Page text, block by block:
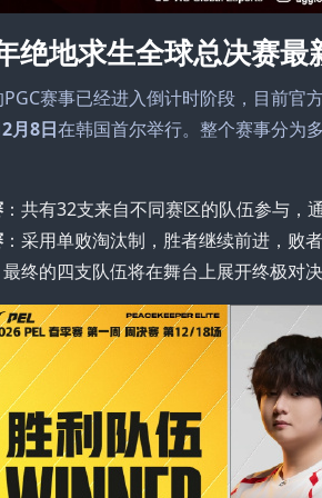
绝地求生全球总决赛最
赛事已经进入倒计时阶段，目前官
月8日在韩国首尔举行。整个赛事分为
：共有32支来自不同赛区的队伍参与
：采用单败淘汰制，胜者继续前进，败
最终的四支队伍将在舞台上展开终极对